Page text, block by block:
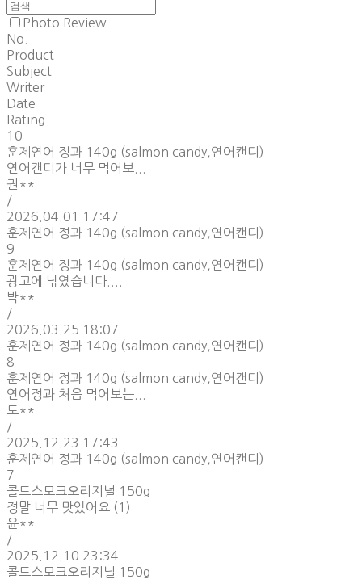
Photo Review
No.
Product
Subject
Writer
Date
Rating
10
훈제연어 정과 140g (salmon candy,연어캔디)
연어캔디가 너무 먹어보...
권**
/
2026.04.01 17:47
훈제연어 정과 140g (salmon candy,연어캔디)
9
훈제연어 정과 140g (salmon candy,연어캔디)
광고에 낚였습니다....
박**
/
2026.03.25 18:07
훈제연어 정과 140g (salmon candy,연어캔디)
8
훈제연어 정과 140g (salmon candy,연어캔디)
연어정과 처음 먹어보는...
도**
/
2025.12.23 17:43
훈제연어 정과 140g (salmon candy,연어캔디)
7
콜드스모크오리지널 150g
정말 너무 맛있어요 (1)
윤**
/
2025.12.10 23:34
콜드스모크오리지널 150g